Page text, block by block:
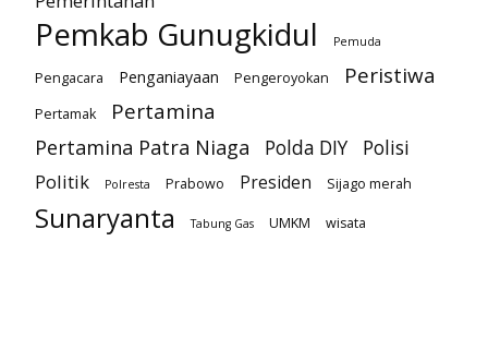
Pemkab Gunugkidul Pemuda
Pengacara Penganiayaan Pengeroyokan Peristiwa
Pertamak Pertamina
Pertamina Patra Niaga Polda DIY
Polisi
Politik
Polresta Prabowo Presiden Sijago merah
Sunaryanta Tabung Gas UMKM wisata